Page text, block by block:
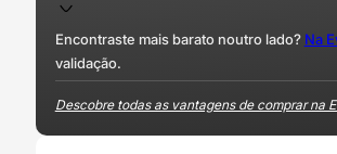
Encontraste mais barato noutro lado? Na
validação.
Descobre todas as vantagens de comprar na